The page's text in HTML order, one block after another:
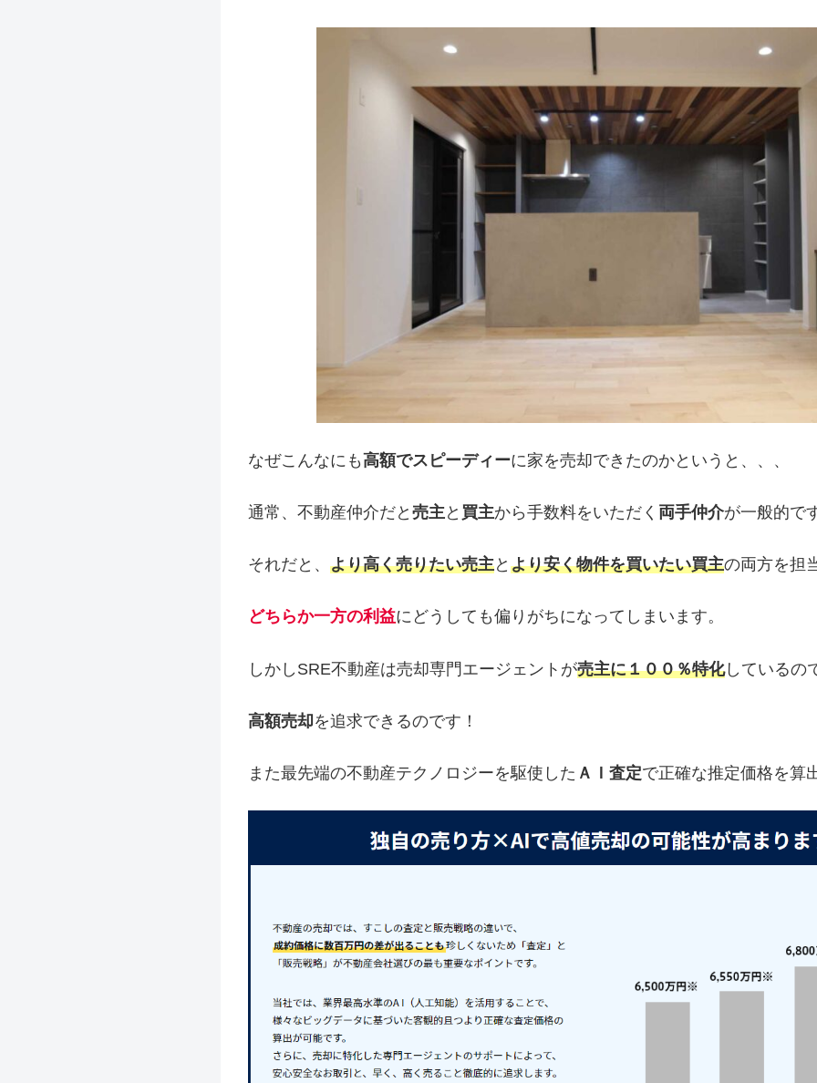
なぜこんなにも高額でスピーディーに家を売却できたのかというと、、、
通常、不動産仲介だと 売主と 買主から手数料をいただく 両手仲介が一般的で
それだと、 より高く売りたい売主と より安く物件を買いたい買主の両方を担
どちらか一方の利益にどうしても偏りがちになってしまいます。
しかしSRE不動産は売却専門エージェントが売主に１００％特化しているの
高額売却を追求できるのです！
また最先端の不動産テクノロジーを駆使した ＡＩ査定で正確な推定価格を算